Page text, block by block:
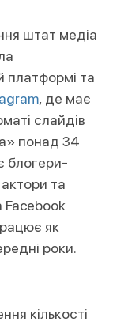
штат медіа
платформі та
, де має
слайдів
понад 34
блогери-
та
Facebook
як
роки.
кількості